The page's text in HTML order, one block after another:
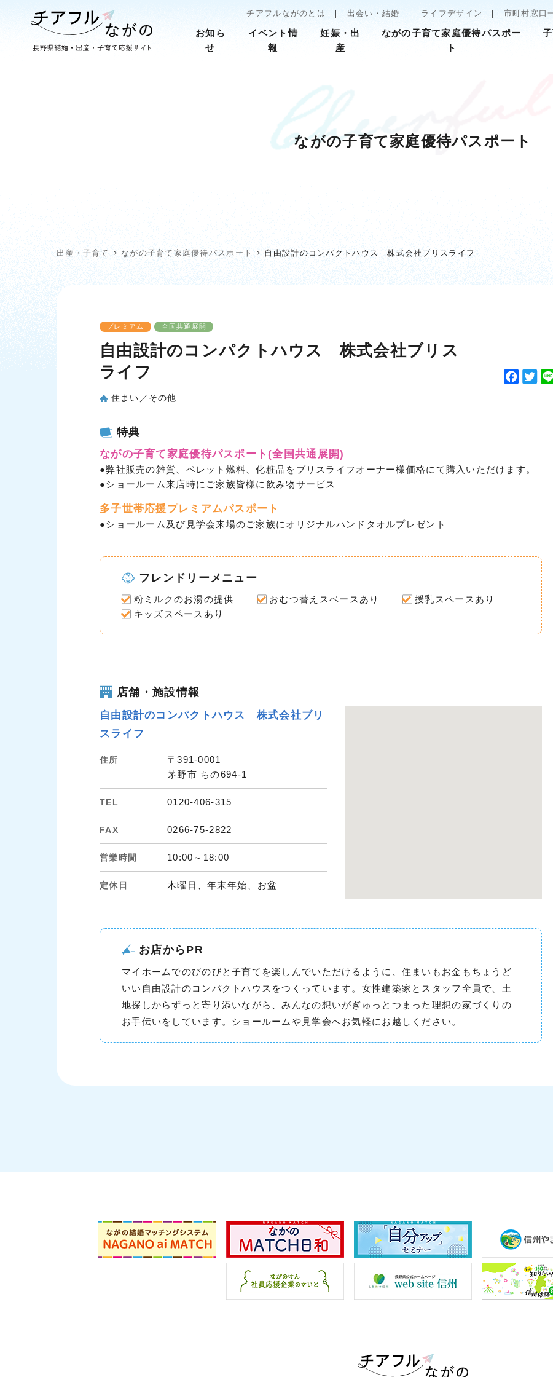
チアフルながのとは 出会い・結婚 ライフデザイン 市町村窓口
お知ら
せ
イベント情
報
妊娠・出
産
ながの子育て家庭優待パスポー
ト
ながの子育て家庭優待パスポート
出産・子育て ながの子育て家庭優待パスポート 自由設計のコンパクトハウス 株式会社ブリスライフ
プレミアム 全国共通展開
自由設計のコンパクトハウス 株式会社ブリス
ライフ
住まい／その他
F
o
T
特典
ながの子育て家庭優待パスポート (全国共通展開)
●弊社販売の雑貨、ペレット燃料、化粧品をブリスライフオーナー様価格にて購入いただけます。
●ショールーム来店時にご家族皆様に飲み物サービス
多子世帯応援プレミアムパスポート
●ショールーム及び見学会来場のご家族にオリジナルハンドタオルプレゼント
フレンドリーメニュー
粉ミルクのお湯の提供 おむつ替えスペースあり
授乳スペースあり
キッズスペースあり
店舗・施設情報
自由設計のコンパクトハウス 株式会社ブリ
スライフ
住所
〒391-0001
茅野市 ちの694-1
TEL 0120-406-315
FAX 0266-75-2822
営業時間 10:00～18:00
定休日 木曜日、年末年始、お盆
お店からPR
マイホームでのびのびと子育てを楽しんでいただけるように、住まいもお金もちょうど
いい自由設計のコンパクトハウスをつくっています。女性建築家とスタッフ全員で、土
地探しからずっと寄り添いながら、みんなの想いがぎゅっとつまった理想の家づくりの
お手伝いをしています。ショールームや見学会へお気軽にお越しください。